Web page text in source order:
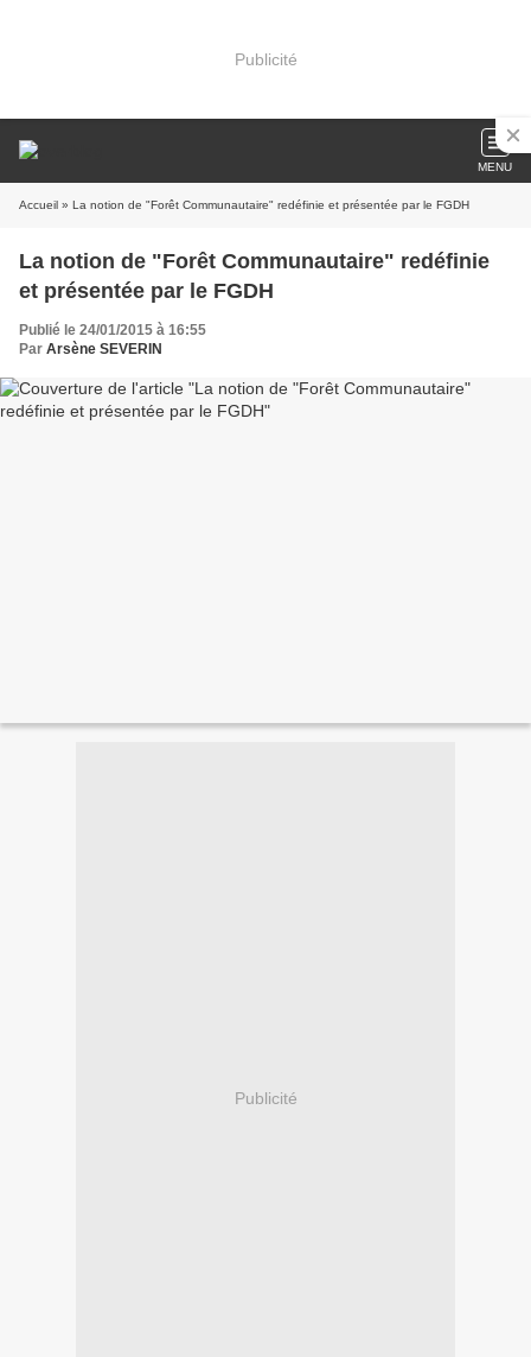
Publicité
MENU
Accueil » La notion de "Forêt Communautaire" redéfinie et présentée par le FGDH
La notion de "Forêt Communautaire" redéfinie
et présentée par le FGDH
Publié le 24/01/2015 à 16:55
Par Arsène SEVERIN
Publicité